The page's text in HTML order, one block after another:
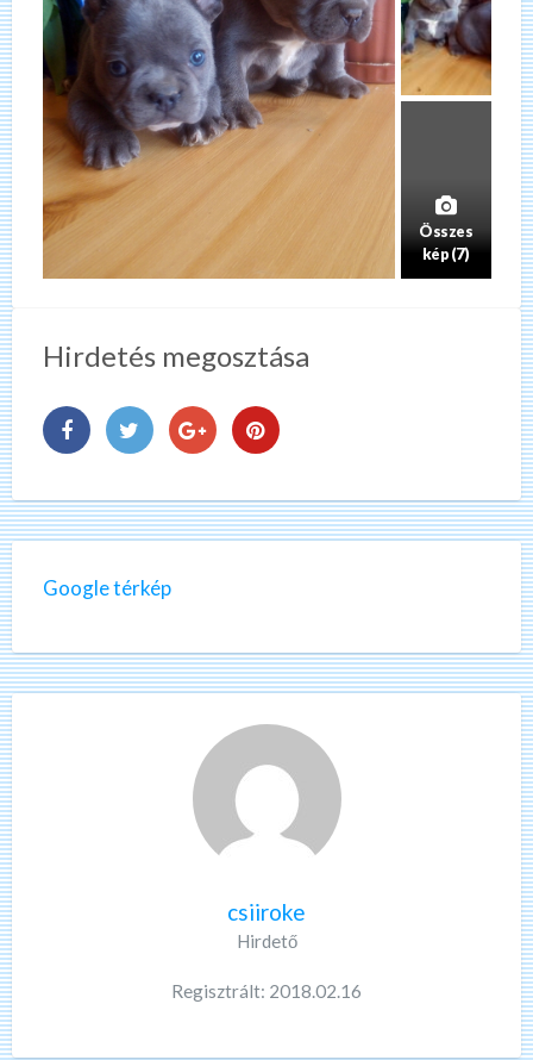
Összes
kép (7)
Hirdetés megosztása
Google térkép
csiiroke
Hirdető
Regisztrált: 2018.02.16